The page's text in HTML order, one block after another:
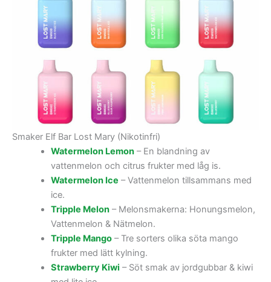
Smaker Elf Bar Lost Mary (Nikotinfri)
Watermelon Lemon– En blandning av
vattenmelon och citrus frukter med låg is.
Watermelon Ice – Vattenmelon tillsammans med
ice.
Tripple Melon– Melonsmakerna: Honungsmelon,
Vattenmelon & Nätmelon.
Tripple Mango– Tre sorters olika söta mango
frukter med lätt kylning.
Strawberry Kiwi – Söt smak av jordgubbar & kiwi